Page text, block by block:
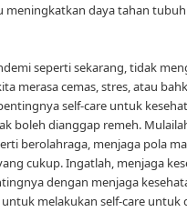
meningkatkan daya tahan tubuh
seperti sekarang, tidak
merasa cemas, stres, atau
self-care untuk
boleh dianggap remeh.
berolahraga, menjaga pola
cukup. Ingatlah, menjaga
dengan menjaga
untuk melakukan self-care untuk